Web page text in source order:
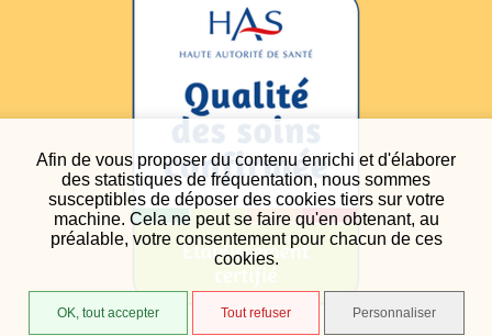
Afin de vous proposer du contenu enrichi et d'élaborer
des statistiques de fréquentation, nous sommes
susceptibles de déposer des cookies tiers sur votre
machine. Cela ne peut se faire qu'en obtenant, au
préalable, votre consentement pour chacun de ces
cookies.
OK, tout accepter Tout refuser Personnaliser